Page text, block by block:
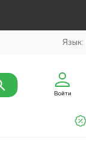
Язык:
Войти